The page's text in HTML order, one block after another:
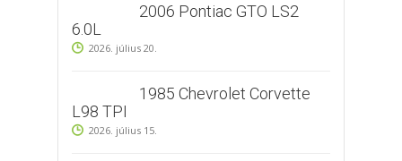
2006 Pontiac GTO LS2
6.0L
2026. július 20.
1985 Chevrolet Corvette
L98 TPI
2026. július 15.